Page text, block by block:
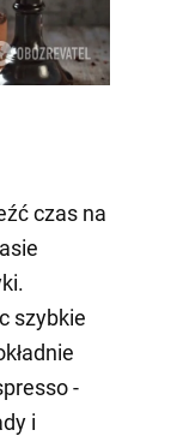
czas na
szybkie
-
i